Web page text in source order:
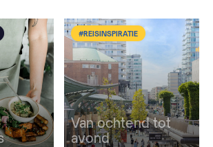
#REISINSPIRATIE
Van ochtend tot
avond